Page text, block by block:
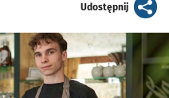
Udostępnijartykuł